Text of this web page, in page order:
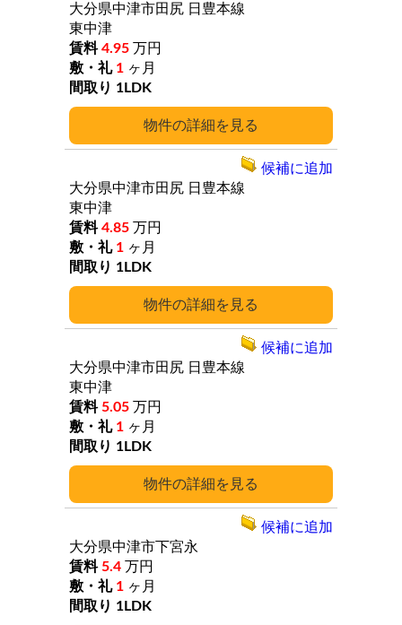
詳細
大分県中津市田尻 日豊本線
東中津
4.95 万円
1 ヶ月
1LDK
詳細
大分県中津市田尻 日豊本線
東中津
4.85 万円
1 ヶ月
1LDK
候補に追加
詳細
大分県中津市田尻 日豊本線
東中津
5.05 万円
1 ヶ月
1LDK
候補に追加
大分県中津市下宮永
5.4 万円
1 ヶ月
1LDK
候補に追加